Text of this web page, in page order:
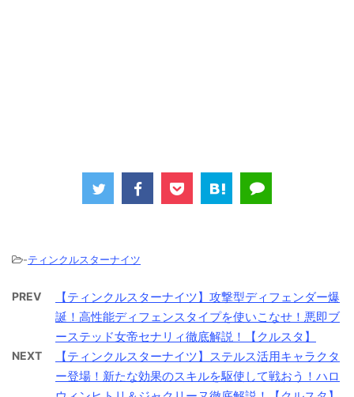
-ティンクルスターナイツ
PREV
【ティンクルスターナイツ】攻撃型ディフェンダー爆
誕！高性能ディフェンスタイプを使いこなせ！悪即ブ
ーステッド女帝セナリィ徹底解説！【クルスタ】
NEXT
【ティンクルスターナイツ】ステルス活用キャラクタ
ー登場！新たな効果のスキルを駆使して戦おう！ハロ